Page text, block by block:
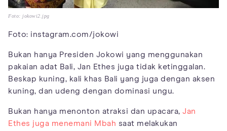
Foto: jokowi2.jpg
Foto: instagram.com/jokowi
Bukan hanya Presiden Jokowi yang menggunakan
pakaian adat Bali, Jan Ethes juga tidak ketinggalan.
Beskap kuning, kali khas Bali yang juga dengan aksen
kuning, dan udeng dengan dominasi ungu.
Bukan hanya menonton atraksi dan upacara, Jan
Ethes juga menemani Mbah saat melakukan